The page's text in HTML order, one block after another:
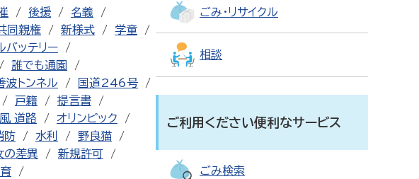
後援
名義
同親権 新様式
学童
バッテリー
誰でも通園
波トンネル
国道246号
戸籍
提言書
道路
オリンピック
防 水利
野良猫
の差異
新規許可
ごみ・リサイクル
相談
ご利用ください便利なサービス
ごみ検索